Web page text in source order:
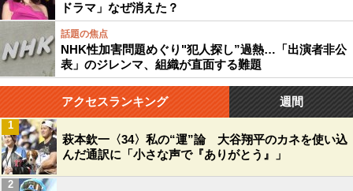
ドラマ」なぜ消えた？
話題の焦点
NHK性加害問題めぐり"犯人探し”過熱…「出演者非公
表」のジレンマ、組織が直面する難題
アクセスランキング 週間
萩本欽一〈34〉私の“運”論 大谷翔平のカネを使い込
んだ通訳に「小さな声で『ありがとう』」
1
2